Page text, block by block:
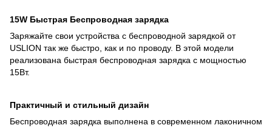
15W Быстрая Беспроводная зарядка
Заряжайте свои устройства с беспроводной зарядкой от
USLION так же быстро, как и по проводу. В этой модели
реализована быстрая беспроводная зарядка с мощностью
15Вт.
Практичный и стильный дизайн
Беспроводная зарядка выполнена в современном лаконичном